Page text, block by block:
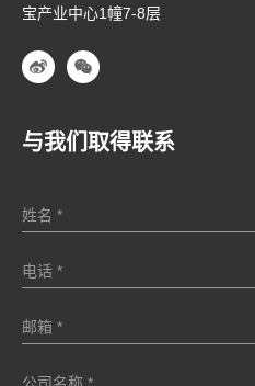
宝产业中心1幢7-8层
与我们取得联系